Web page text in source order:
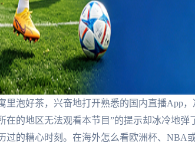
里泡好茶，兴奋地打开熟悉的国内直播App
在的地区无法观看本节目”的提示却冰冷地
过的糟心时刻。在海外怎么看欧洲杯、NBA